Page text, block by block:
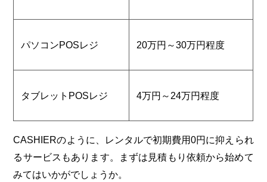
パソコンPOSレジ 20万円～30万円程度
タブレット POSレジ 4万円～ 24万円程度
CASHIERのように、レンタルで初期費用0円に抑えられ
るサービスもあります。まずは見積もり依頼から始めて
みてはいかがでしょうか。